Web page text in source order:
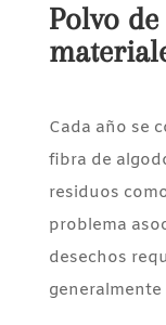
Polvo
Cada año se
fibra de
residuos
problema
desechos